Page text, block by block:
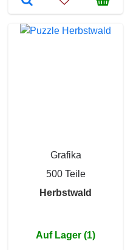
Grafika
500 Teile
Herbstwald
Auf Lager (1)